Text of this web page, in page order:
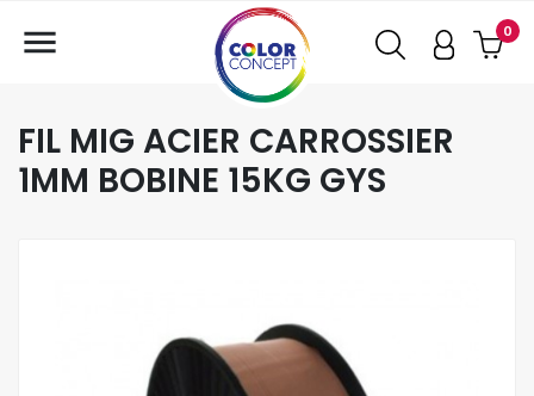
0

FIL MIG ACIER CARROSSIER
1MM BOBINE 15KG GYS